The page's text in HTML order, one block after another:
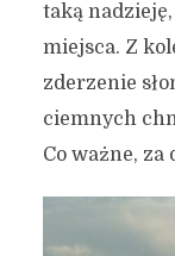
taką
miejsca. Z
zderzenie
ciemnych
Co ważne, za